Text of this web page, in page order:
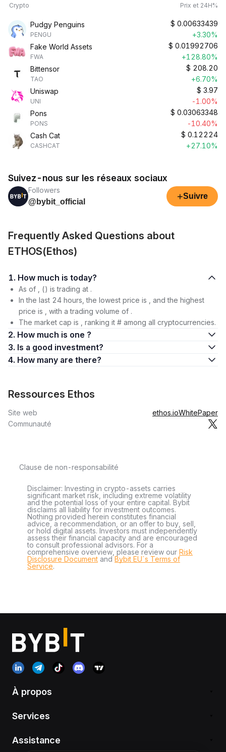
Crypto Prix et 24H%
Pudgy Penguins
PENGU
$ 0.00633439
+3.30%
Fake World Assets
FWA
$ 0.01992706
+128.80%
Bittensor
TAO
$ 208.20
+6.70%
Uniswap
UNI
$ 3.97
-1.00%
Pons
PONS
$ 0.03063348
-10.40%
Cash Cat
CASHCAT
$ 0.12224
+27.10%
Suivez-nous sur les réseaux sociaux
Followers
@bybit_official
+Suivre
Frequently Asked Questions about
ETHOS(Ethos)
1. How much is today?
As of , () is trading at .
In the last 24 hours, the lowest price is , and the highest
price is , with a trading volume of .
The market cap is , ranking it # among all cryptocurrencies.
2. How much is one ?
3. Is a good investment?
4. How many are there?
Ressources Ethos
Site web ethos.ioWhitePaper
Communauté
Clause de non-responsabilité
Disclaimer: Investing in crypto-assets carries
significant market risk, including extreme volatility
and the potential loss of your entire capital. Bybit
disclaims all liability for investment outcomes.
Nothing provided herein constitutes financial
advice, a recommendation, or an offer to buy, sell,
or hold digital assets. Investors must independently
assess their financial capacity and are encouraged
to consult professional advisors. For a
comprehensive overview, please review our Risk
Disclosure Document andBybit EU´s Terms of
Service.
À propos
Services
Assistance